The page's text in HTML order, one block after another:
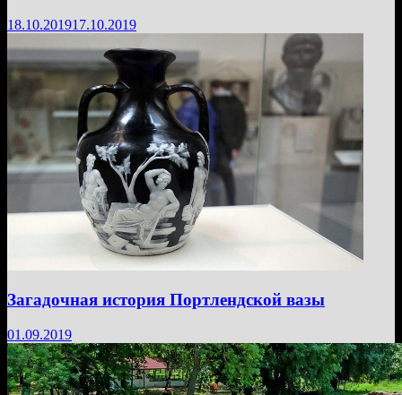
18.10.201917.10.2019
Загадочная история Портлендской вазы
01.09.2019